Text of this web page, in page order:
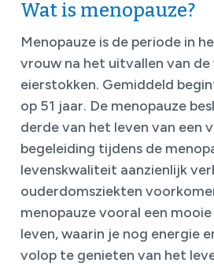
Wat is menopauze?
Menopauze is de periode in
vrouw na het uitvallen van
eierstokken. Gemiddeld
op 51 jaar. De menopauze
derde van het leven van een
begeleiding tijdens de
levenskwaliteit aanzienlijk
ouderdomsziekten
menopauze vooral een
leven, waarin je nog energie
volop te genieten van het